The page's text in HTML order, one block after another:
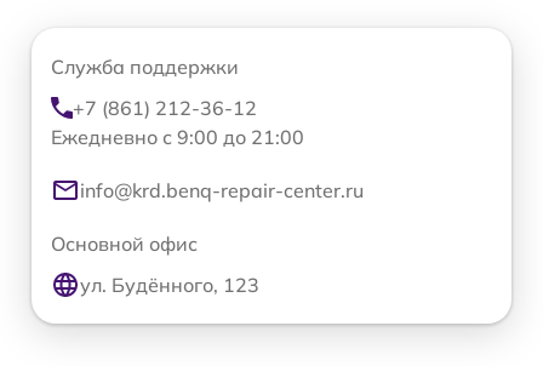
Служба поддержки
+7 (861) 212-36-12
Ежедневно с 9:00 до 21:00
info@krd.benq-repair-center.ru
Основной офис
ул. Будённого, 123